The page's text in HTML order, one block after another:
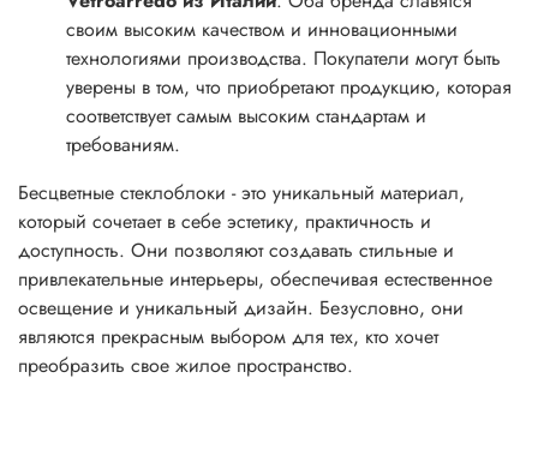
своим высоким качеством и инновационными
технологиями производства. Покупатели могут быть
уверены в том, что приобретают продукцию, которая
соответствует самым высоким стандартам и
требованиям.
Бесцветные стеклоблоки - это уникальный материал,
который сочетает в себе эстетику, практичность и
доступность. Они позволяют создавать стильные и
привлекательные интерьеры, обеспечивая естественное
освещение и уникальный дизайн. Безусловно, они
являются прекрасным выбором для тех, кто хочет
преобразить свое жилое пространство.